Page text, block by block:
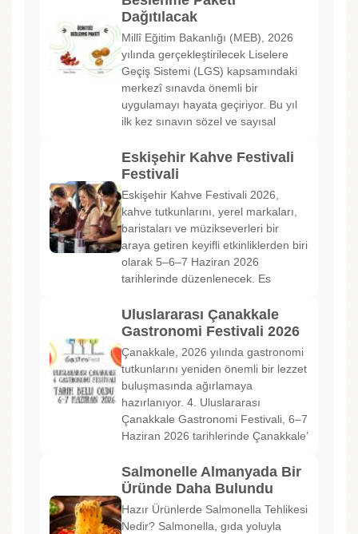
Dağıtılacak
Millî Eğitim Bakanlığı (MEB), 2026
yılında gerçekleştirilecek Liselere
Geçiş Sistemi (LGS) kapsamındaki
merkezî sınavda önemli bir
uygulamayı hayata geçiriyor. Bu yıl
ilk kez sınavın sözel ve sayısal
Eskişehir Kahve Festivali
Festivali
Eskişehir Kahve Festivali 2026,
kahve tutkunlarını, yerel markaları,
baristaları ve müzikseverleri bir
araya getiren keyifli etkinliklerden biri
olarak 5–6–7 Haziran 2026
tarihlerinde düzenlenecek. Es
Uluslararası Çanakkale
Gastronomi Festivali 2026
Çanakkale, 2026 yılında gastronomi
tutkunlarını yeniden önemli bir lezzet
buluşmasında ağırlamaya
hazırlanıyor. 4. Uluslararası
Çanakkale Gastronomi Festivali, 6–7
Haziran 2026 tarihlerinde Çanakkale’
Salmonelle Almanyada Bir
Üründe Daha Bulundu
Hazır Ürünlerde Salmonella Tehlikesi
Nedir? Salmonella, gıda yoluyla